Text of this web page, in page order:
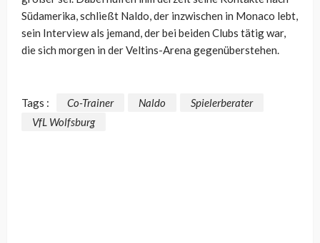
Südamerika, schließt Naldo, der inzwischen in Monaco lebt,
sein Interview als jemand, der bei beiden Clubs tätig war,
die sich morgen in der Veltins-Arena gegenüberstehen.
Tags : Co-Trainer Naldo
Spielerberater
VfL Wolfsburg